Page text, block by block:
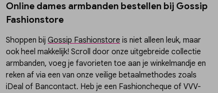
Online dames armbanden bestellen bij Gossip
Fashionstore
Shoppen bij Gossip Fashionstore is niet alleen leuk, maar
ook heel makkelijk! Scroll door onze uitgebreide collectie
armbanden, voeg je favorieten toe aan je winkelmandje en
reken af via een van onze veilige betaalmethodes zoals
iDeal of Bancontact. Heb je een Fashioncheque of VVV-